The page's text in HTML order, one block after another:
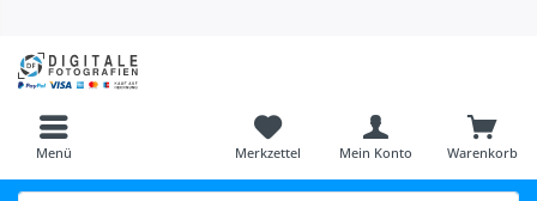
Menü Warenkorb
Merkzettel Mein Konto